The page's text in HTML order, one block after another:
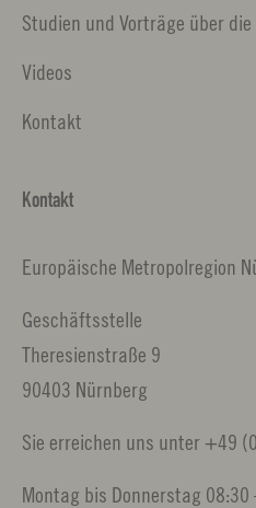
Studien und Vorträge über
Videos
Kontakt
Kontakt
Europäische Metropolregion
Geschäftsstelle
Theresienstraße 9
90403 Nürnberg
Sie erreichen uns unter +49
Montag bis Donnerstag 08:30